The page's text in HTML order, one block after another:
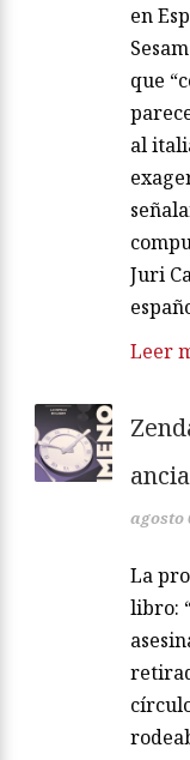
en
que
al
Juri
Leer
agosto
La
libro: